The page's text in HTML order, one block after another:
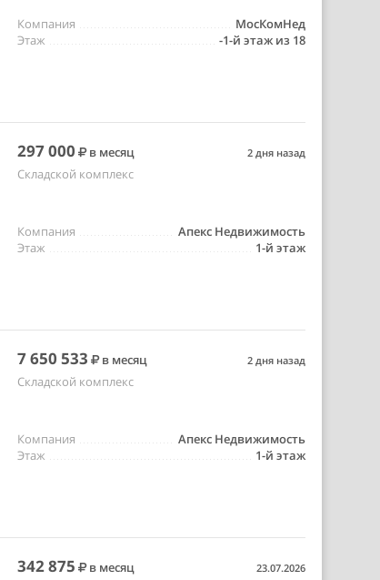
МосКомНед
Компания
-1-й этаж из 18
Этаж
297 000 в месяц 2 дня назад
Складской комплекс
Апекс Недвижимость
Компания
1-й этаж
Этаж
7 650 533 в месяц 2 дня назад
Складской комплекс
Апекс Недвижимость
Компания
1-й этаж
Этаж
342 875 в месяц 23.07.2026